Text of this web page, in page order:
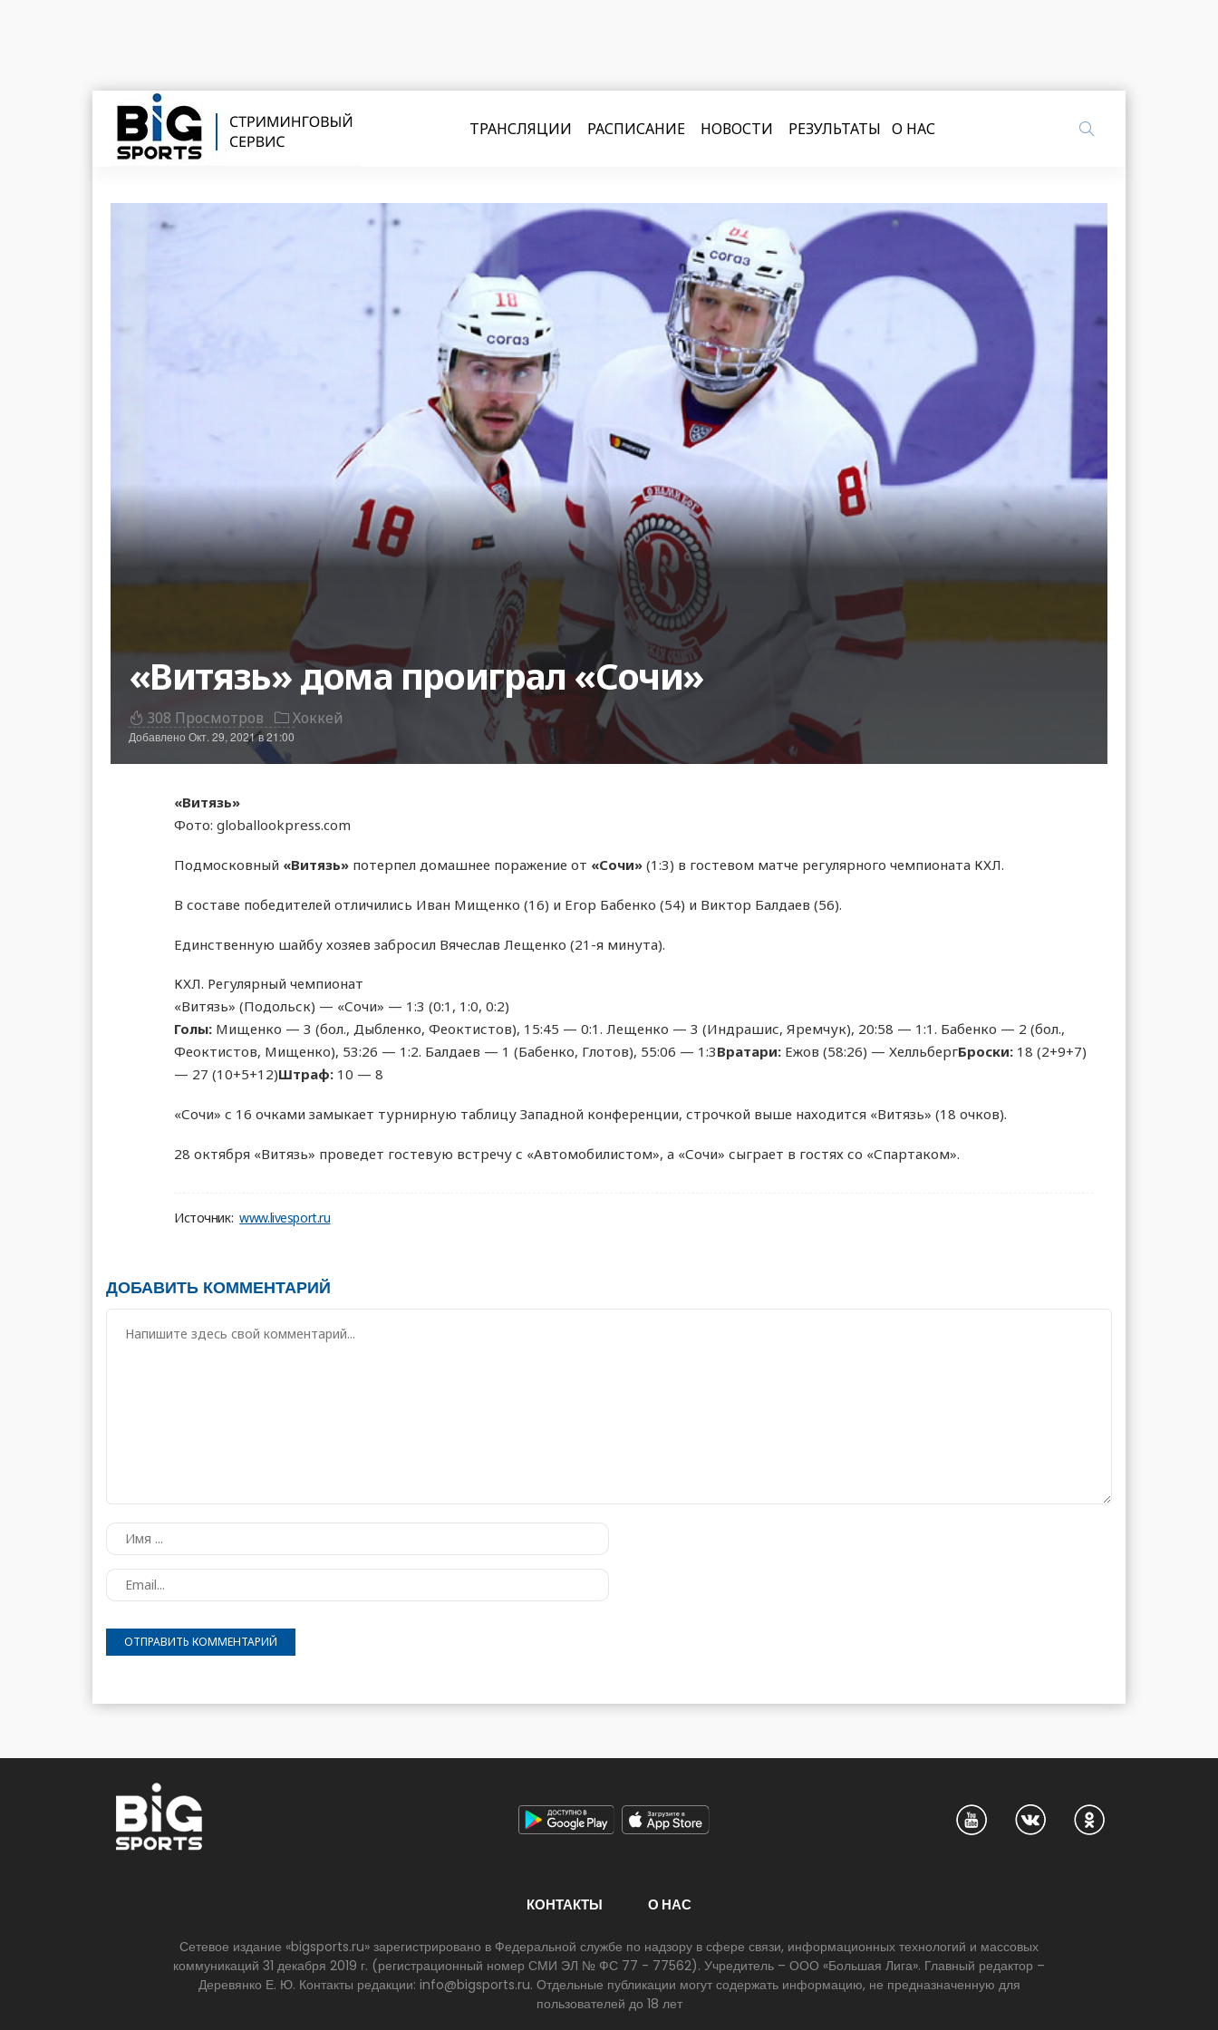
ТРАНСЛЯЦИИ РАСПИСАНИЕ НОВОСТИ РЕЗУЛЬТАТЫ О НАС
«Витязь» дома проиграл «Сочи»
308 Просмотров Хоккей
Добавлено Окт. 29, 2021 в 21:00
«Витязь»
Фото: globallookpress.com
Подмосковный «Витязь» потерпел домашнее поражение от «Сочи» (1:3) в гостевом матче регулярного чемпионата КХЛ.
В составе победителей отличились Иван Мищенко (16) и Егор Бабенко (54) и Виктор Балдаев (56).
Единственную шайбу хозяев забросил Вячеслав Лещенко (21-я минута).
КХЛ. Регулярный чемпионат
«Витязь» (Подольск) — «Сочи» — 1:3 (0:1, 1:0, 0:2)
Голы: Мищенко — 3 (бол., Дыбленко, Феоктистов), 15:45 — 0:1. Лещенко — 3 (Индрашис, Яремчук), 20:58 — 1:1. Бабенко — 2 (бол.,
Феоктистов, Мищенко), 53:26 — 1:2. Балдаев — 1 (Бабенко, Глотов), 55:06 — 1:3Вратари: Ежов (58:26) — ХелльбергБроски: 18 (2+9+7)
— 27 (10+5+12)Штраф: 10 — 8
«Сочи» с 16 очками замыкает турнирную таблицу Западной конференции, строчкой выше находится «Витязь» (18 очков).
28 октября «Витязь» проведет гостевую встречу с «Автомобилистом», а «Сочи» сыграет в гостях со «Спартаком».
Источник: www.livesport.ru
ДОБАВИТЬ КОММЕНТАРИЙ
КОНТАКТЫ О НАС
Сетевое издание «bigsports.ru» зарегистрировано в Федеральной службе по надзору в сфере связи, информационных технологий и массовых
коммуникаций 31 декабря 2019 г. (регистрационный номер СМИ ЭЛ № ФС 77 - 77562). Учредитель – ООО «Большая Лига». Главный редактор –
Деревянко Е. Ю. Контакты редакции: info@bigsports.ru. Отдельные публикации могут содержать информацию, не предназначенную для
пользователей до 18 лет